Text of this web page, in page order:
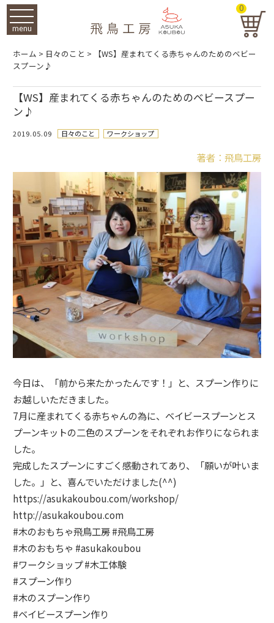
menu
0
ホーム > 日々のこと >
【WS】産まれてくる赤ちゃんのためのベビー
スプーン♪
【WS】産まれてくる赤ちゃんのためのベビースプー
ン♪
2019.05.09 日々のこと ワークショップ
著者：飛鳥工房
今日は、「前から来たかったんです！」と、スプーン作りに
お越しいただきました。
7月に産まれてくる赤ちゃんの為に、ベイビースプーンとス
プーンキットの二色のスプーンをそれぞれお作りになられま
した。
完成したスプーンにすごく感動されてあり、「願いが叶いま
した。」と、喜んでいただけました(^^)
https://asukakoubou.com/workshop/
http://asukakoubou.com
#木のおもちゃ飛鳥工房#飛鳥工房
#木のおもちゃ #asukakoubou
#ワークショップ#木工体験
#スプーン作り
#木のスプーン作り
#ベイビースプーン作り